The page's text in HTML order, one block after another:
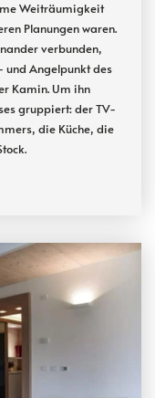
Weiträumigkeit
Planungen waren.
verbunden,
und Angelpunkt des
Kamin. Um ihn
gruppiert: der TV-
die Küche, die